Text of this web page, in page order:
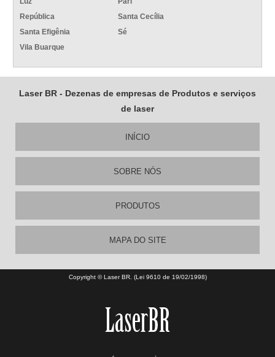
República
Santa Cecília
Santa Efigênia
Sé
Vila Buarque
Laser BR - Dezenas de empresas de Produtos e serviços
de laser
INÍCIO
SOBRE NÓS
PRODUTOS
MAPA DO SITE
Copyright © Laser BR. (Lei 9610 de 19/02/1998)